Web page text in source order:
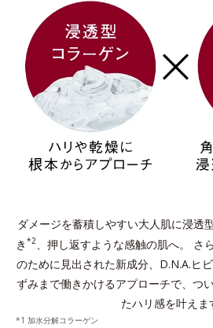
ダメージを蓄積しやすい大人肌に浸透
き *2 、押し返すような感触の肌へ。
さ
のために見出された新成分、D.N.A.ヒ
ずみまで働きかけるアプローチで、つ
たハリ感を叶えま
1 加水分解コラーゲン